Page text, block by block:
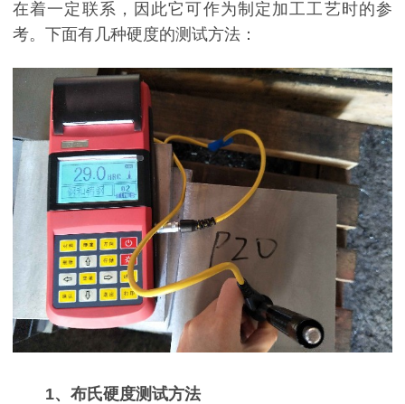
在着一定联系，因此它可作为制定加工工艺时的参
考。下面有几种硬度的测试方法：
1、布氏硬度测试方法